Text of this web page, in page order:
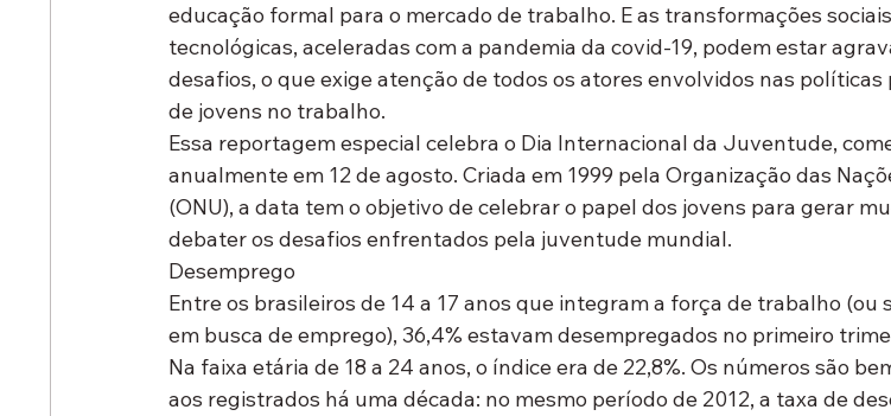
educação formal para o mercado de trabalho. E as transformações
tecnológicas, aceleradas com a pandemia da covid-19, podem estar
desafios, o que exige atenção de todos os atores envolvidos nas políticas
de jovens no trabalho.
Essa reportagem especial celebra o Dia Internacional da Juventude,
anualmente em 12 de agosto. Criada em 1999 pela Organização das
(ONU), a data tem o objetivo de celebrar o papel dos jovens para gerar
debater os desafios enfrentados pela juventude mundial.
Desemprego
Entre os brasileiros de 14 a 17 anos que integram a força de trabalho (ou
em busca de emprego), 36,4% estavam desempregados no primeiro
Na faixa etária de 18 a 24 anos, o índice era de 22,8%. Os números são
aos registrados há uma década: no mesmo período de 2012, a taxa de